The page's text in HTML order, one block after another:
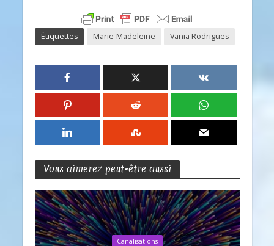
Étiquettes Marie-Madeleine Vania Rodrigues
Vous aimerez peut-être aussi
Canalisations